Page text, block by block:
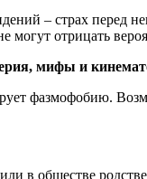
– страх перед
могут отрицать
мифы и
фазмофобию.
в обществе